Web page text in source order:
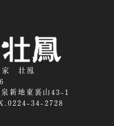
家 壮鳳
新地東裏山43-1
34-2728